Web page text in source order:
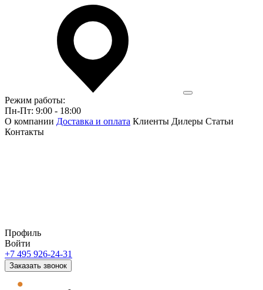
Режим работы:
Пн-Пт: 9:00 - 18:00
О компании Доставка и оплата Клиенты Дилеры Статьи
Контакты
Профиль
Войти
+7 495 926-24-31
Заказать звонок